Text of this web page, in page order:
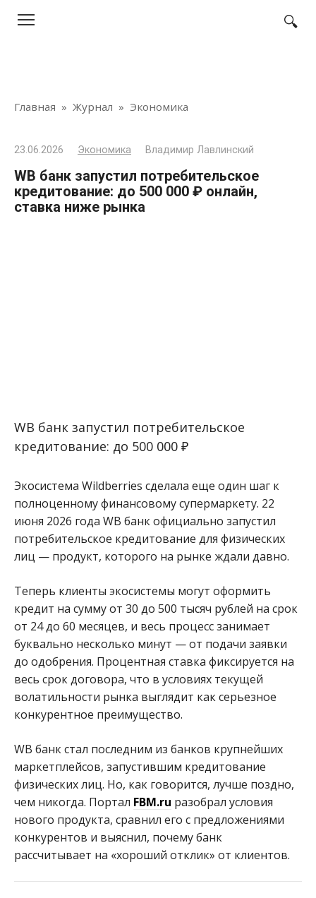
Главная » Журнал » Экономика
23.06.2026 Экономика Владимир Лавлинский
WB банк запустил потребительское
кредитование: до 500 000 ₽ онлайн,
ставка ниже рынка
WB банк запустил потребительское
кредитование: до 500 000 ₽
Экосистема Wildberries сделала еще один шаг к
полноценному финансовому супермаркету. 22
июня 2026 года WB банк официально запустил
потребительское кредитование для физических
лиц — продукт, которого на рынке ждали давно.
Теперь клиенты экосистемы могут оформить
кредит на сумму от 30 до 500 тысяч рублей на срок
от 24 до 60 месяцев, и весь процесс занимает
буквально несколько минут — от подачи заявки
до одобрения. Процентная ставка фиксируется на
весь срок договора, что в условиях текущей
волатильности рынка выглядит как серьезное
конкурентное преимущество.
WB банк стал последним из банков крупнейших
маркетплейсов, запустившим кредитование
физических лиц. Но, как говорится, лучше поздно,
чем никогда. Портал FBM.ru разобрал условия
нового продукта, сравнил его с предложениями
конкурентов и выяснил, почему банк
рассчитывает на «хороший отклик» от клиентов.